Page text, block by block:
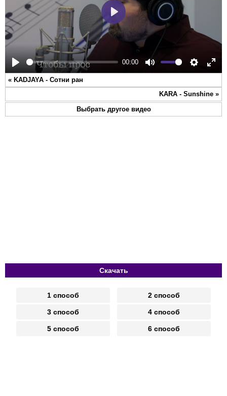
Play
00:00
Mute Settings
Play
« KADJAYA - Сотни ран
KARA - Sunshine »
Выбрать другое видео
Скачать
1 способ 2 способ
3 способ 4 способ
5 способ 6 способ